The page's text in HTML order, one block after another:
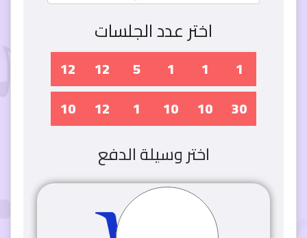
اختر عدد الجلسات
1
1
1
5
12
12
30
10
10
1
12
10
اختر وسيلة الدفع